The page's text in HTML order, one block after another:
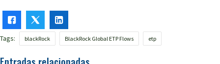
Tags: blackRock BlackRock Global ETP Flows etp